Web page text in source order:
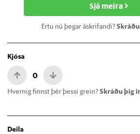
Sjá meira
Ertu nú þegar áskrifandi?
Kjósa
0
Hvernig finnst þér þessi grein?Skráðu þig
Deila